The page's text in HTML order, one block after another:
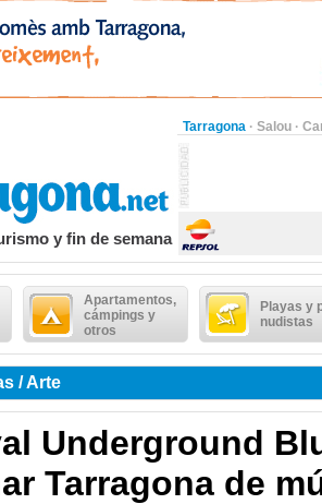
Tarragona · Salou ·
y fin de semana
Apartamentos,
cámpings y
otros
Playas y
nudistas
/ Arte
Underground
Tarragona de